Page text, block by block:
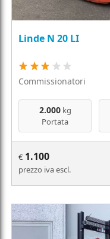
Linde N 20 LI
Commissionatori
2.000kg
Portata
€ 1.100
prezzo iva escl.